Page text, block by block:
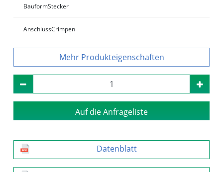
BauformStecker
AnschlussCrimpen
Produkteigenschaften
Auf die Anfrageliste
Datenblatt